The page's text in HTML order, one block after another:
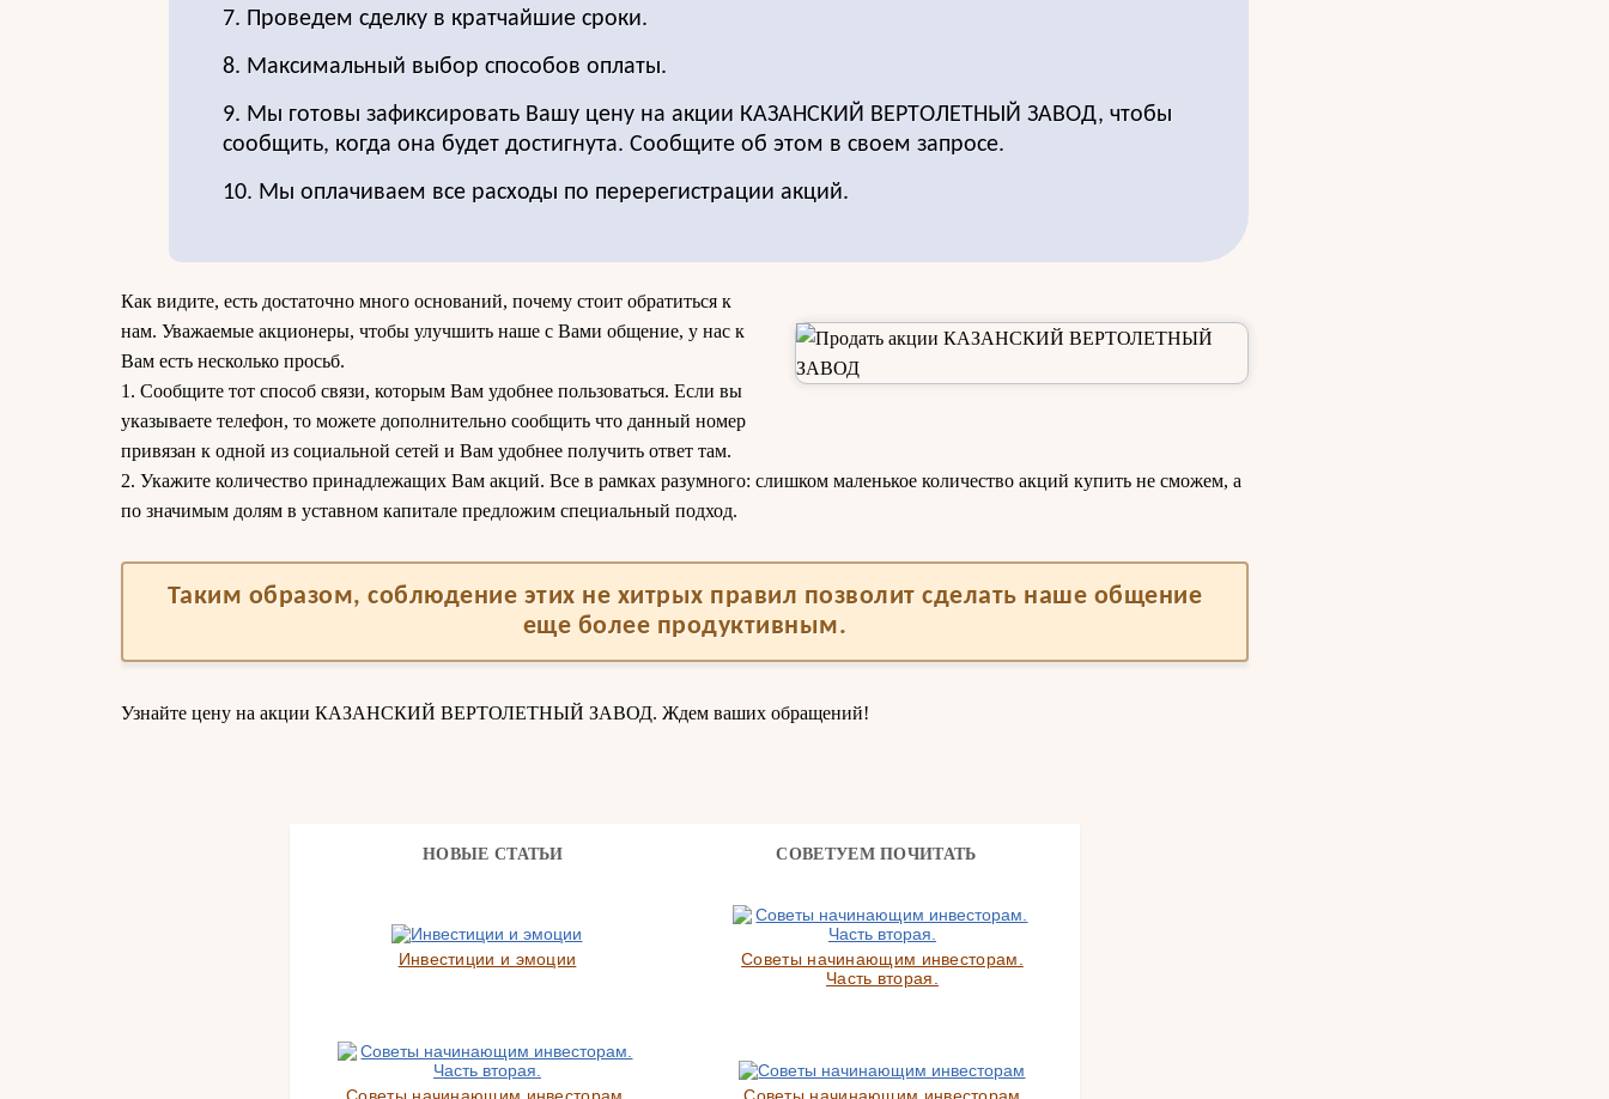
7. Проведем сделку в кратчайшие сроки.
8. Максимальный выбор способов оплаты.
9. Мы готовы зафиксировать Вашу цену на акции КАЗАНСКИЙ ВЕРТОЛЕТНЫЙ ЗАВОД, чтобы
сообщить, когда она будет достигнута. Сообщите об этом в своем запросе.
10. Мы оплачиваем все расходы по перерегистрации акций.
Как видите, есть достаточно много оснований, почему стоит обратиться к
нам. Уважаемые акционеры, чтобы улучшить наше с Вами общение, у нас к
Вам есть несколько просьб.
1. Сообщите тот способ связи, которым Вам удобнее пользоваться. Если вы
указываете телефон, то можете дополнительно сообщить что данный номер
привязан к одной из социальной сетей и Вам удобнее получить ответ там.
2. Укажите количество принадлежащих Вам акций. Все в рамках разумного: слишком маленькое количество акций купить не сможем, а
по значимым долям в уставном капитале предложим специальный подход.
Таким образом, соблюдение этих не хитрых правил позволит сделать наше общение
еще более продуктивным.
Узнайте цену на акции КАЗАНСКИЙ ВЕРТОЛЕТНЫЙ ЗАВОД. Ждем ваших обращений!
НОВЫЕ СТАТЬИ СОВЕТУЕМ ПОЧИТАТЬ
Инвестиции и эмоции
Советы начинающим инвесторам.
Часть вторая.